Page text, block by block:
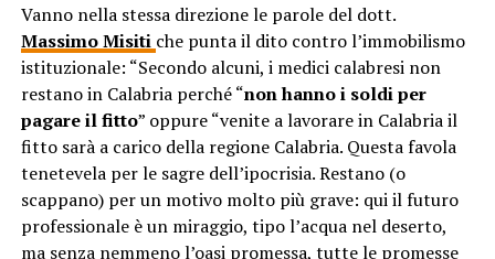
Vanno nella stessa direzione le parole del dott.
Massimo Misiti che punta il dito contro l’immobilismo
istituzionale: “Secondo alcuni, i medici calabresi non
restano in Calabria perché “non hanno i soldi per
pagare il fitto” oppure “venite a lavorare in Calabria il
fitto sarà a carico della regione Calabria. Questa favola
tenetevela per le sagre dell’ipocrisia. Restano (o
scappano) per un motivo molto più grave: qui il futuro
professionale è un miraggio, tipo l’acqua nel deserto,
ma senza nemmeno l’oasi promessa, tutte le promesse